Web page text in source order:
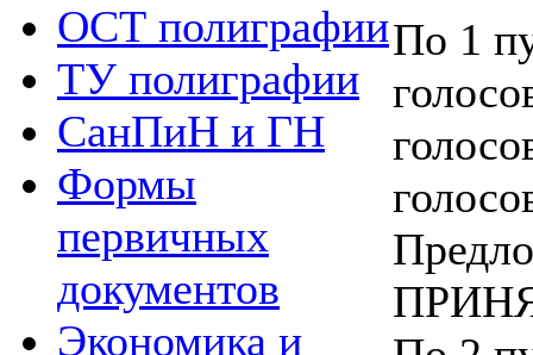
ОСТ полиграфии
ТУ полиграфии
СанПиН и ГН
Формы
первичных
документов
Экономика и
По 1